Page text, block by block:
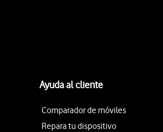
Ayuda al cliente
Comparador de móviles
Repara tu dispositivo